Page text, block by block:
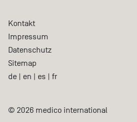
Kontakt
Impressum
Datenschutz
Sitemap
de | en | es | fr
© 2026 medico international